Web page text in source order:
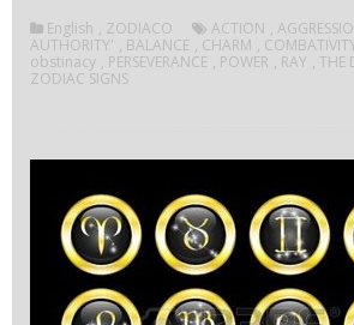
English , ZODIACO ACTION ,
AUTHORITY' , BALANCE , CHARM ,
obstinacy , PERSEVERANCE , POWER , RAY , THE
ZODIAC SIGNS